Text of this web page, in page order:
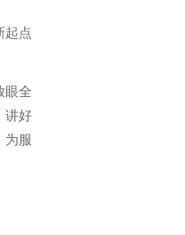
起点
眼全
讲好
为服